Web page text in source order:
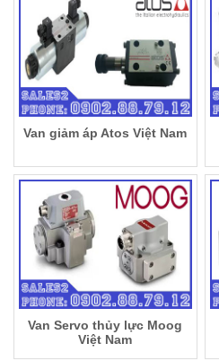
Van giảm áp Atos Việt Nam
Van Servo thủy lực Moog
Việt Nam